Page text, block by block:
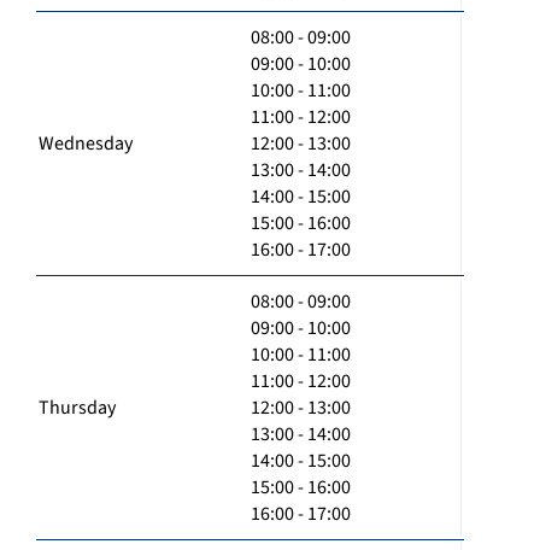
Wednesday
08:00 - 09:00
09:00 - 10:00
10:00 - 11:00
11:00 - 12:00
12:00 - 13:00
13:00 - 14:00
14:00 - 15:00
15:00 - 16:00
16:00 - 17:00
Thursday
08:00 - 09:00
09:00 - 10:00
10:00 - 11:00
11:00 - 12:00
12:00 - 13:00
13:00 - 14:00
14:00 - 15:00
15:00 - 16:00
16:00 - 17:00